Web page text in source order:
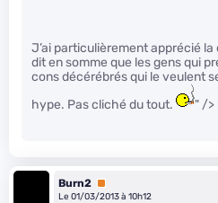
J’ai particulièrement apprécié
dit en somme que les gens qui
cons décérébrés qui le veulent
hype. Pas cliché du tout.
" />
Burn2 Premium
Le 01/03/2013 à 10h12